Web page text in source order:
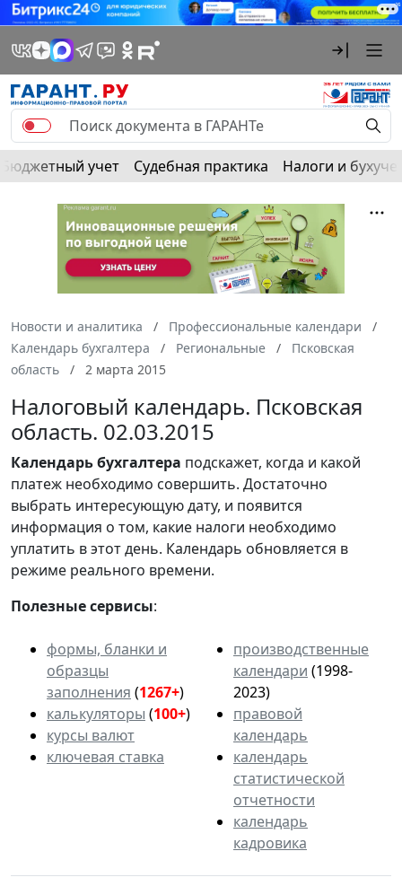
Бюджетный учет Судебная практика Налоги и
Новости и аналитика
Профессиональные календари
Календарь бухгалтера
Региональные
Псковская
область
2 марта 2015
Налоговый календарь. Псковская
область. 02.03.2015
Календарьбухгалтера подскажет, когда и какой
платеж необходимо совершить. Достаточно
выбрать интересующую дату, и появится
информация о том, какие налоги необходимо
уплатить в этот день. Календарь обновляется в
режиме реального времени.
Полезные сервисы:
формы, бланки и
образцы
заполнения (1267+)
калькуляторы (100+)
курсы валют
ключевая ставка
производственные
календари (1998-
2023)
правовой
календарь
календарь
статистической
отчетности
календарь
кадровика